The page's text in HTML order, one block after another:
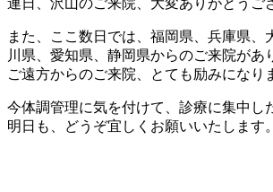
また、ここ数日では、福岡県、兵庫県、
川県、愛知県、静岡県からのご来院があ
ご遠方からのご来院、とても励みになり
今体調管理に気を付けて、診療に集中し
明日も、どうぞ宜しくお願いいたします。